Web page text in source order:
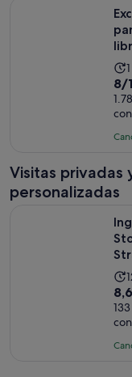
8.0
10
8/
Visitas privadas
personalizadas
8.6
10